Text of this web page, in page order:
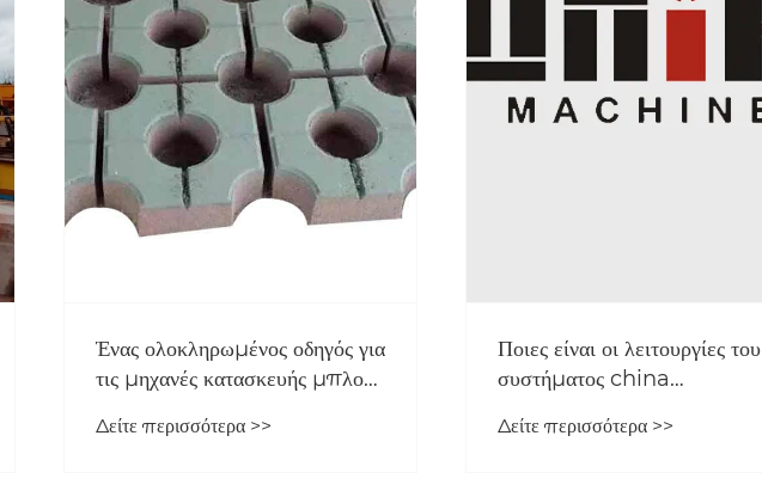
Ένας ολοκληρωμένος οδηγός για
τις μηχανές κατασκευής μπλοκ
Δείτε περισσότερα >>
Ποιες είναι οι λειτουργίες του
συστήματος china
Δείτε περισσότερα >>